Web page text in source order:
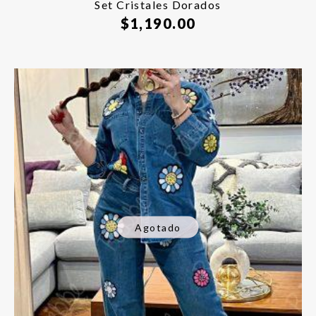
Set Cristales Dorados
$1,190.00
Agotado